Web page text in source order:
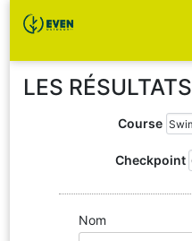
LES RÉSULTATS
Course
Checkpoint
Nom